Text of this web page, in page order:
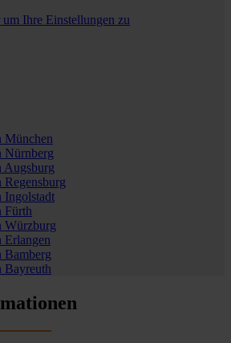
Ihre Einstellungen zu
München
Nürnberg
Augsburg
Regensburg
Ingolstadt
Fürth
Würzburg
Erlangen
Bamberg
Bayreuth